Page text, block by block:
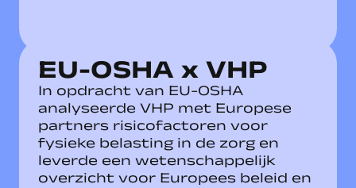
EU-OSHA x VHP
In opdracht van EU-OSHA
analyseerde VHP met Europese
partners risicofactoren voor
fysieke belasting in de zorg en
leverde een wetenschappelijk
overzicht voor Europees beleid en